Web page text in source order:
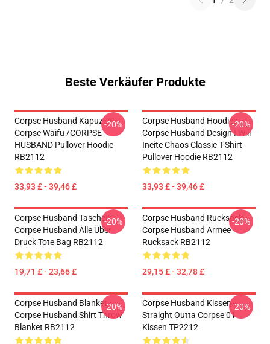
Beste Verkäufer Produkte
Corpse Husband Kapuzen -
Corpse Waifu /CORPSE
HUSBAND Pullover Hoodie
RB2112
33,93 £ - 39,46 £
-20%
Corpse Husband Hoodies -
Corpse Husband Design I Will
Incite Chaos Classic T-Shirt
Pullover Hoodie RB2112
33,93 £ - 39,46 £
-20%
Corpse Husband Taschen -
Corpse Husband Alle Über
Druck Tote Bag RB2112
19,71 £ - 23,66 £
-20%
Corpse Husband Rucksack -
Corpse Husband Armee
Rucksack RB2112
29,15 £ - 32,78 £
-20%
Corpse Husband Blanket -
Corpse Husband Shirt Throw
Blanket RB2112
-20%
Corpse Husband Kissen -
Straight Outta Corpse 01
Kissen TP2212
-20%